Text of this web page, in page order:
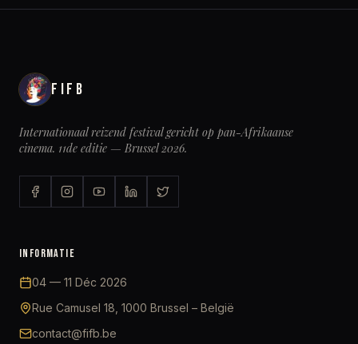
FIFB
Internationaal reizend festival gericht op pan-Afrikaanse
cinema. 11de editie — Brussel 2026.
INFORMATIE
04 — 11 Déc 2026
Rue Camusel 18, 1000 Brussel – België
contact@fifb.be